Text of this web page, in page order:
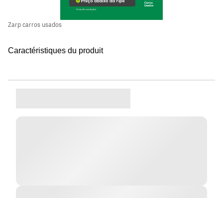
Zarp carros usados
Caractéristiques du produit